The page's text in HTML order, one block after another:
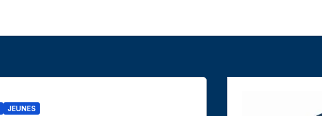
JEUNES